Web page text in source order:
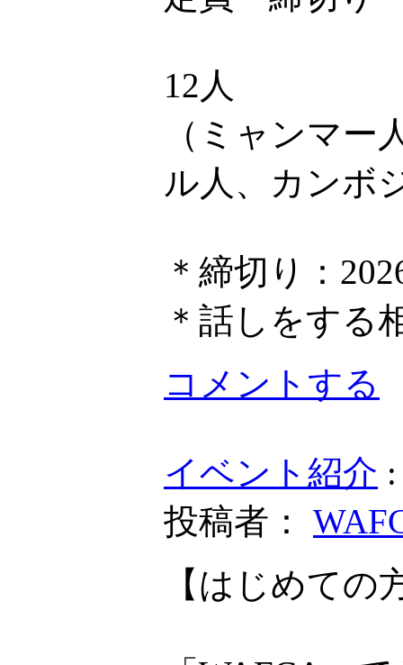
12人
（ミャンマ
ル人、カンボ
＊締切り：
＊話しをする
コメントする
イベント紹介
投稿者：
【はじめての